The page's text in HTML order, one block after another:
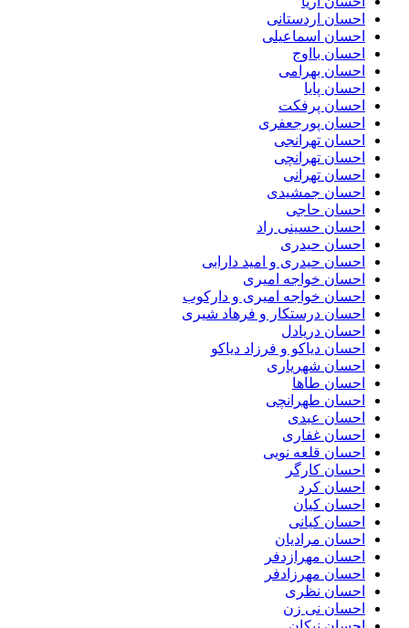
احسان اردستانی
احسان اسماعیلی
احسان بااوج
احسان بهرامی
احسان پایا
احسان پرفکت
احسان پورجعفری
احسان تهرانجی
احسان تهرانچی
احسان تهرانی
احسان جمشیدی
احسان حاجی
احسان حسینی راد
احسان حیدری
احسان حیدری و امید دارابی
احسان خواجه امیری
احسان خواجه امیری و دارکوب
احسان درستكار و فرهاد شيرى
احسان دریادل
احسان دیاکو و فرزاد دیاکو
احسان شهریاری
احسان طاها
احسان طهرانچی
احسان عبدی
احسان غفاری
احسان قلعه نویی
احسان کارگر
احسان کرد
احسان کیان
احسان کیانی
احسان مرادیان
احسان مهرازدفر
احسان مهرزادفر
احسان نظری
احسان نی زن